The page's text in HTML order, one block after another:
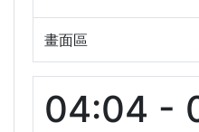
畫面區
04:04 -